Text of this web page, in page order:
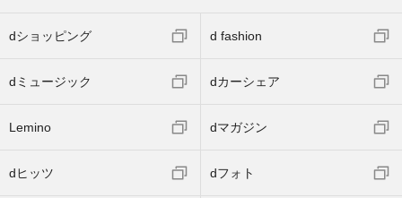
dショッピング d fashion
dミュージック dカーシェア
Lemino dマガジン
dヒッツ dフォト